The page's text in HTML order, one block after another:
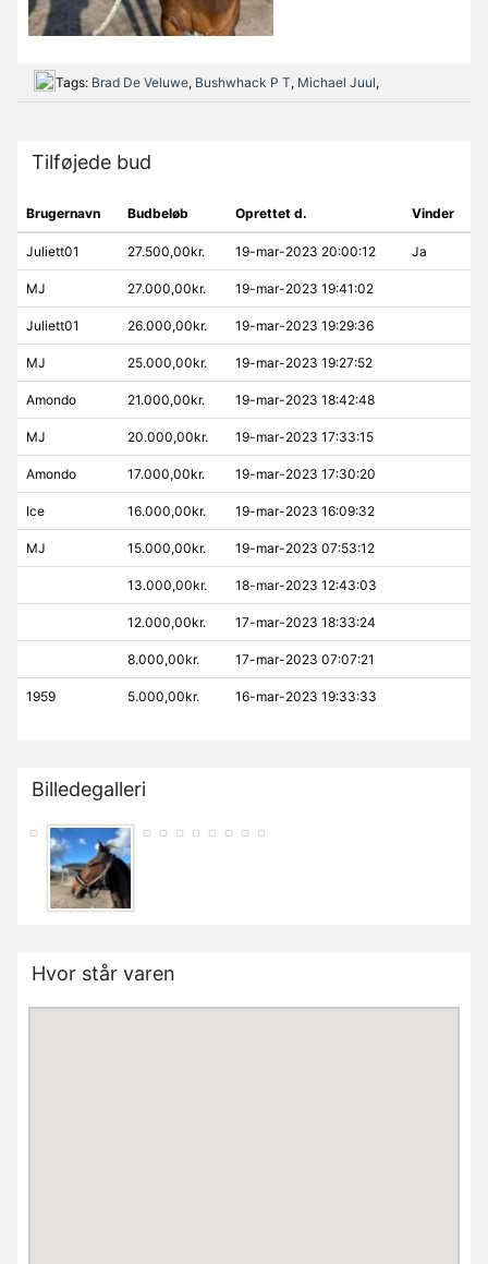
Tags: Brad De Veluwe, Bushwhack P T, Michael Juul,
Tilføjede bud
Brugernavn Budbeløb Oprettet d. Vinder
Juliett01 27.500,00kr. 19-mar-2023 20:00:12 Ja
MJ 27.000,00kr. 19-mar-2023 19:41:02
Juliett01 26.000,00kr. 19-mar-2023 19:29:36
MJ 25.000,00kr. 19-mar-2023 19:27:52
Amondo 21.000,00kr. 19-mar-2023 18:42:48
MJ 20.000,00kr. 19-mar-2023 17:33:15
Amondo 17.000,00kr. 19-mar-2023 17:30:20
Ice 16.000,00kr. 19-mar-2023 16:09:32
MJ 15.000,00kr. 19-mar-2023 07:53:12
13.000,00kr. 18-mar-2023 12:43:03
12.000,00kr. 17-mar-2023 18:33:24
8.000,00kr. 17-mar-2023 07:07:21
1959 5.000,00kr. 16-mar-2023 19:33:33
Billedegalleri
Hvor står varen